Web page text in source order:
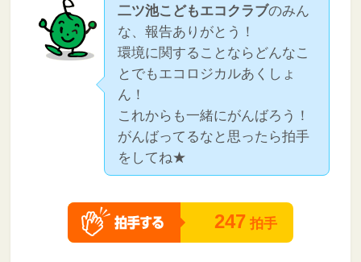
二ツ池こどもエコクラブのみん
な、報告ありがとう！
環境に関することならどんなこ
とでもエコロジカルあくしょ
ん！
これからも一緒にがんばろう！
がんばってるなと思ったら拍手
をしてね★
247 拍手